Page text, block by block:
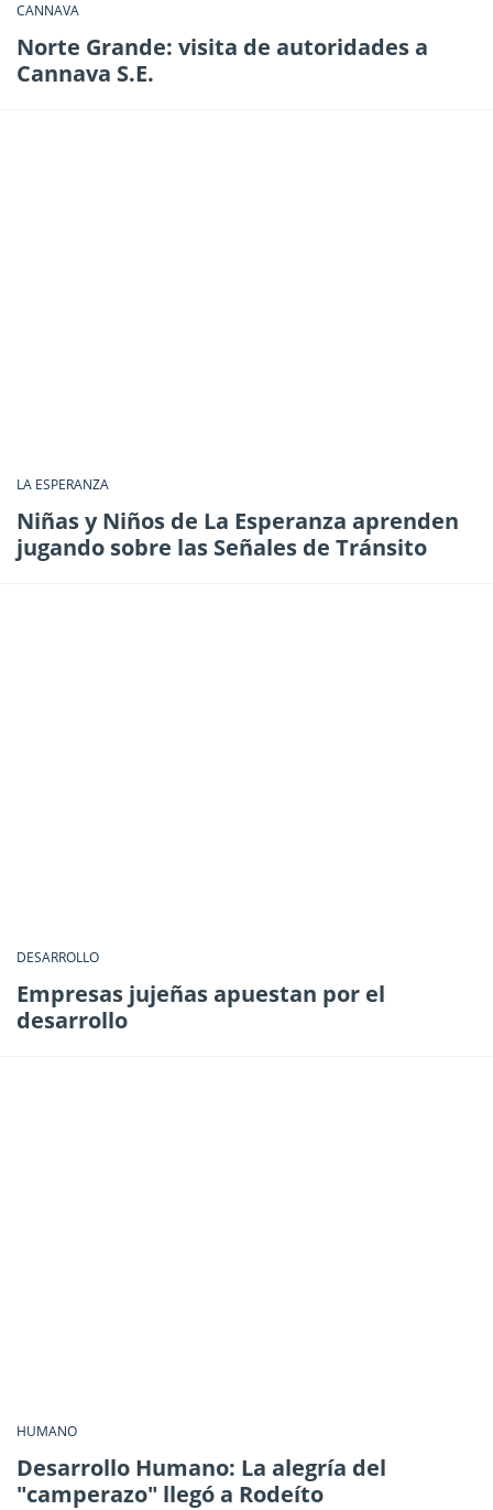
CANNAVA
Norte Grande: visita de autoridades a
Cannava S.E.
LA ESPERANZA
Niñas y Niños de La Esperanza aprenden
jugando sobre las Señales de Tránsito
DESARROLLO
Empresas jujeñas apuestan por el
desarrollo
HUMANO
Desarrollo Humano: La alegría del
"camperazo" llegó a Rodeíto